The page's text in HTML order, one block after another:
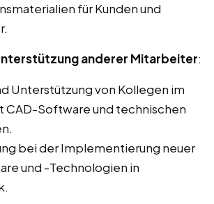
für Kunden und
anderer Mitarbeiter:
Unterstützung von Kollegen im
CAD-Software und technischen
bei der Implementierung neuer
und -Technologien in